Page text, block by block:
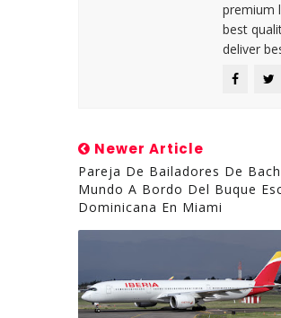
premium
best
deliver
Newer Article
Pareja De Bailadores De
Mundo A Bordo Del Buque
Dominicana En Miami